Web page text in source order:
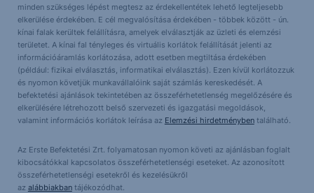
minden szükséges lépést megtesz az érdekellentétek lehető legteljesebb
elkerülése érdekében. E cél megvalósítása érdekében - többek között - ún.
kínai falak kerültek felállításra, amelyek elválasztják az üzleti és elemzési
területet. A kínai fal tényleges és virtuális korlátok felállítását jelenti az
információáramlás korlátozása, adott esetben megtiltása érdekében
(például: fizikai elválasztás, informatikai elválasztás). Ezen kívül korlátozzuk
és nyomon követjük munkavállalóink saját számlás kereskedését. A
befektetési ajánlások tekintetében az összeférhetetlenség megelőzésére és
elkerülésére létrehozott belső szervezeti és igazgatási megoldások,
valamint információs korlátok leírása az Elemzési hirdetménybentalálható.
Az Erste Befektetési Zrt. folyamatosan nyomon követi az ajánlásban foglalt
kibocsátókkal kapcsolatos összeférhetetlenségi eseteket. Az azonosított
összeférhetetlenségi esetekről és kezelésükről
az alábbiakbantájékozódhat.